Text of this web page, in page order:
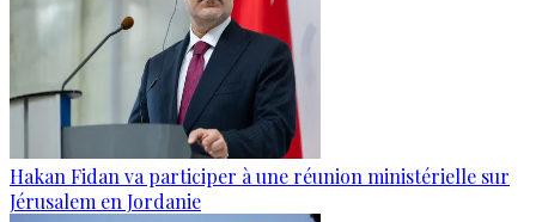
Hakan Fidan va participer à une réunion ministérielle sur
Jérusalem en Jordanie